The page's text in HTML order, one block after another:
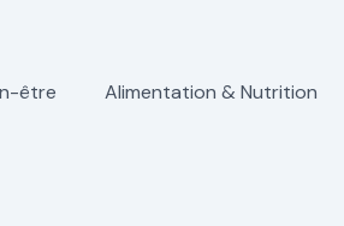
être Alimentation & Nutrition